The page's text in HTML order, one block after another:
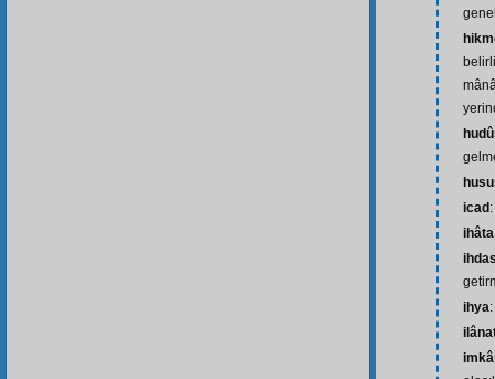
icad
ihâta
ihya